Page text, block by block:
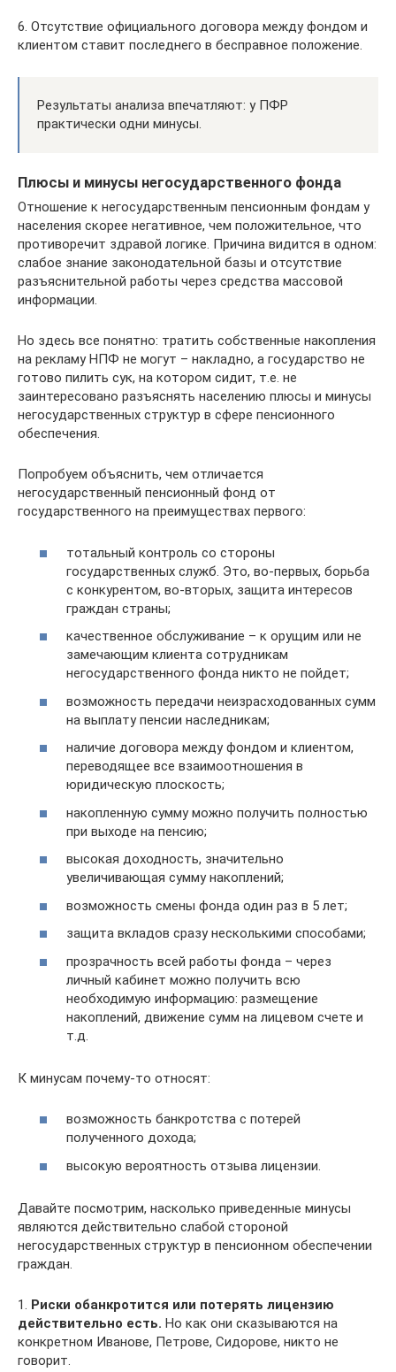
6. Отсутствие официального договора между фондом и
клиентом ставит последнего в бесправное положение.
Результаты анализа впечатляют: у ПФР
практически одни минусы.
Плюсы и минусы негосударственного фонда
Отношение к негосударственным пенсионным фондам у
населения скорее негативное, чем положительное, что
противоречит здравой логике. Причина видится в одном:
слабое знание законодательной базы и отсутствие
разъяснительной работы через средства массовой
информации.
Но здесь все понятно: тратить собственные накопления
на рекламу НПФ не могут – накладно, а государство не
готово пилить сук, на котором сидит, т.е. не
заинтересовано разъяснять населению плюсы и минусы
негосударственных структур в сфере пенсионного
обеспечения.
Попробуем объяснить, чем отличается
негосударственный пенсионный фонд от
государственного на преимуществах первого:
тотальный контроль со стороны
государственных служб. Это, во-первых, борьба
с конкурентом, во-вторых, защита интересов
граждан страны;
качественное обслуживание – к орущим или не
замечающим клиента сотрудникам
негосударственного фонда никто не пойдет;
возможность передачи неизрасходованных сумм
на выплату пенсии наследникам;
наличие договора между фондом и клиентом,
переводящее все взаимоотношения в
юридическую плоскость;
накопленную сумму можно получить полностью
при выходе на пенсию;
высокая доходность, значительно
увеличивающая сумму накоплений;
возможность смены фонда один раз в 5 лет;
защита вкладов сразу несколькими способами;
прозрачность всей работы фонда – через
личный кабинет можно получить всю
необходимую информацию: размещение
накоплений, движение сумм на лицевом счете и
т.д.
К минусам почему-то относят:
возможность банкротства с потерей
полученного дохода;
высокую вероятность отзыва лицензии.
Давайте посмотрим, насколько приведенные минусы
являются действительно слабой стороной
негосударственных структур в пенсионном обеспечении
граждан.
1. Риски обанкротится или потерять лицензию
действительно есть. Но как они сказываются на
конкретном Иванове, Петрове, Сидорове, никто не
говорит.